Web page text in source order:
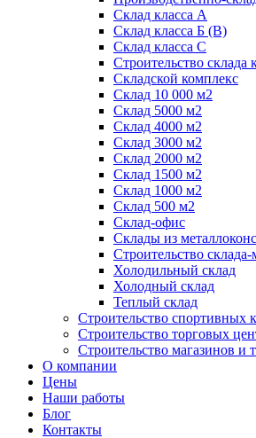
Склад класса А
Склад класса Б (B)
Склад класса С
Строительство склада
Складской комплекс
Склад 10 000 м2
Склад 5000 м2
Склад 4000 м2
Склад 3000 м2
Склад 2000 м2
Склад 1500 м2
Склад 1000 м2
Склад 500 м2
Склад-офис
Склады из
Строительство склада-
Холодильный склад
Холодный склад
Теплый склад
Строительство спортивных
Строительство торговых
Строительство магазинов и
О компании
Цены
Наши работы
Блог
Контакты